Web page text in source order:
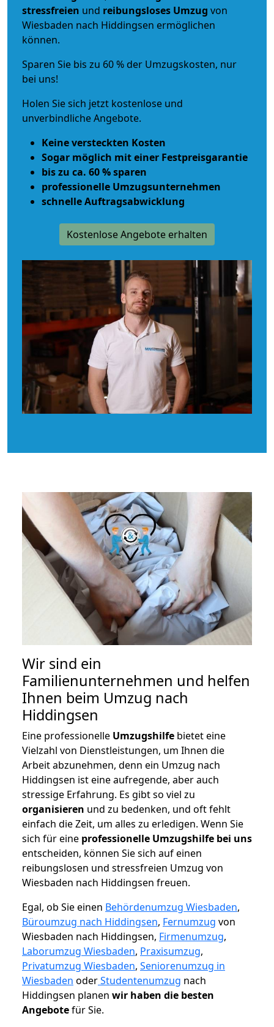
stressfreien und reibungsloses Umzug von
Wiesbaden nach Hiddingsen ermöglichen
können.
Sparen Sie bis zu 60 % der Umzugskosten, nur
bei uns!
Holen Sie sich jetzt kostenlose und
unverbindliche Angebote.
Keine versteckten Kosten
Sogar möglich mit einer Festpreisgarantie
bis zu ca. 60 % sparen
professionelle Umzugsunternehmen
schnelle Auftragsabwicklung
Kostenlose Angebote erhalten
Wir sind ein
Familienunternehmen und helfen
Ihnen beim Umzug nach
Hiddingsen
Eine professionelle Umzugshilfe bietet eine
Vielzahl von Dienstleistungen, um Ihnen die
Arbeit abzunehmen, denn ein Umzug nach
Hiddingsen ist eine aufregende, aber auch
stressige Erfahrung. Es gibt so viel zu
organisieren und zu bedenken, und oft fehlt
einfach die Zeit, um alles zu erledigen. Wenn Sie
sich für eine professionelle Umzugshilfe bei uns
entscheiden, können Sie sich auf einen
reibungslosen und stressfreien Umzug von
Wiesbaden nach Hiddingsen freuen.
Egal, ob Sie einen Behördenumzug Wiesbaden,
Büroumzug nach Hiddingsen, Fernumzug von
Wiesbaden nach Hiddingsen, Firmenumzug,
Laborumzug Wiesbaden, Praxisumzug,
Privatumzug Wiesbaden, Seniorenumzug in
Wiesbaden oderStudentenumzug nach
Hiddingsen planen wir haben die besten
Angebotefür Sie.